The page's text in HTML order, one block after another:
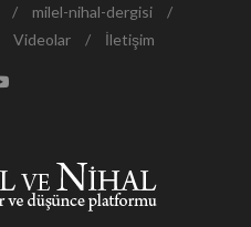
/ milel-nihal-dergisi
/
Videolar / İletişim